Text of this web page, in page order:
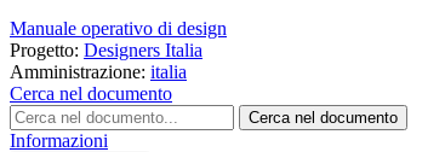
Manuale operativo di design
Progetto: Designers Italia
Amministrazione: italia
Cerca nel documento
Cerca nel documento
Informazioni